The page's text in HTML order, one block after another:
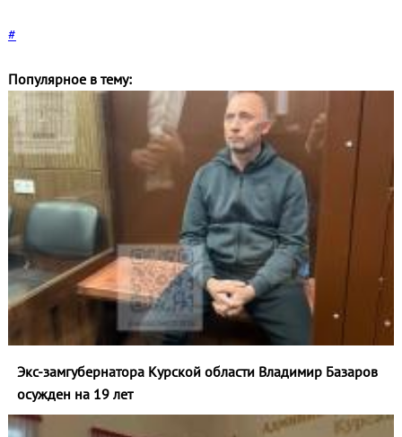
#
Популярное в тему:
Экс-замгубернатора Курской области Владимир Базаров
осужден на 19 лет